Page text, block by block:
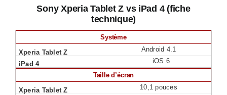
Sony Xperia Tablet Z vs iPad 4 (fiche
technique)
Système
Android 4.1
iOS 6
Taille d’écran
10,1 pouces